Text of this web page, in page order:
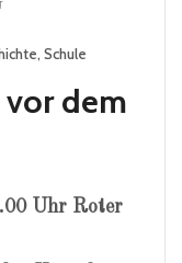
, Schule
dem
Uhr Roter